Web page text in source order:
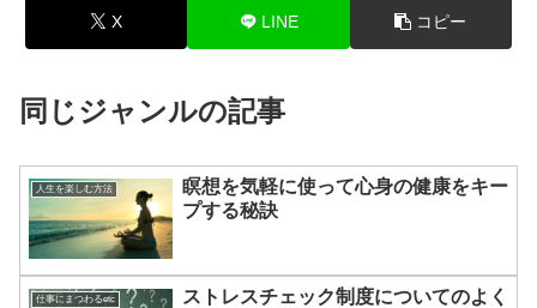
X LINE コピー
同じジャンルの記事
人生を楽しむ方法
瞑想を気軽に使って心身の健康をキー
プする秘訣
仕事にまつわるetc
ストレスチェック制度についてのよく